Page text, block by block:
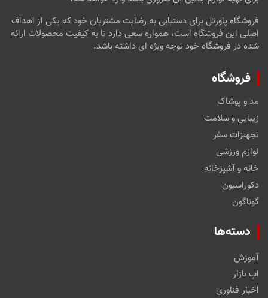
فروشگاه پاورتل برای دستیابی به رضایت مشتریان خود که یکی از اهداف
اصلی این فروشگاه است، همواره سعی دارد تا به کیفیت محصولات ارائه
شده در فروشگاه خود توجه ویژه ای داشته باشد.
فروشگاه
مد و پوشاک
زیبایی و سلامت
تجهیزات سفر
لوازم ورزشی
خانه و آشپزخانه
دکوراسیون
گوناگون
دسته‌ها
آموزش
اپ بازار
اخبار فناوری